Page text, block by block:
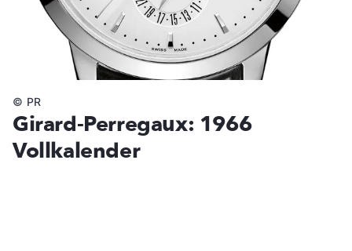
Girard-Perregaux: 1966
Vollkalender
© PR